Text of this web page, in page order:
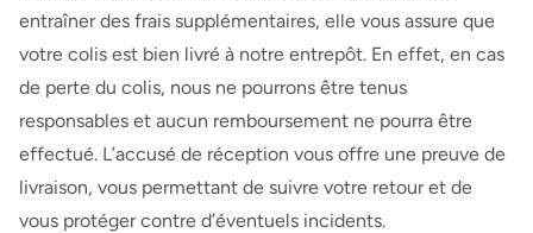
entraîner des frais supplémentaires, elle vous assure que
votre colis est bien livré à notre entrepôt. En effet, en cas
de perte du colis, nous ne pourrons être tenus
responsables et aucun remboursement ne pourra être
effectué. L’accusé de réception vous offre une preuve de
livraison, vous permettant de suivre votre retour et de
vous protéger contre d’éventuels incidents.